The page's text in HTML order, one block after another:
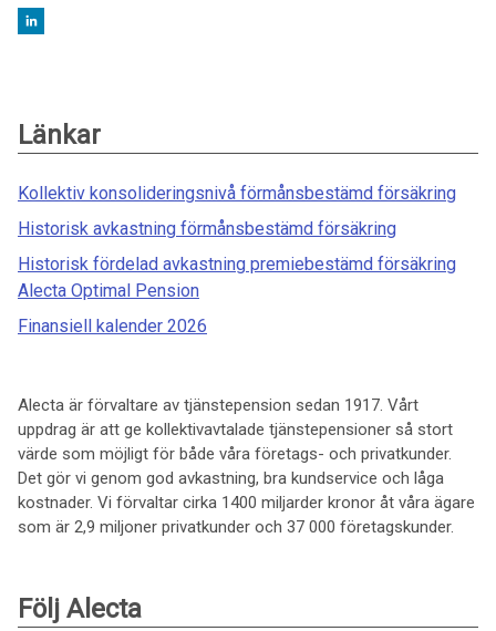
Länkar
Kollektiv konsolideringsnivå förmånsbestämd försäkring
Historisk avkastning förmånsbestämd försäkring
Historisk fördelad avkastning premiebestämd försäkring
Alecta Optimal Pension
Finansiell kalender 2026
Alecta är förvaltare av tjänstepension sedan 1917. Vårt
uppdrag är att ge kollektivavtalade tjänstepensioner så stort
värde som möjligt för både våra företags- och privatkunder.
Det gör vi genom god avkastning, bra kundservice och låga
kostnader. Vi förvaltar cirka 1400 miljarder kronor åt våra ägare
som är 2,9 miljoner privatkunder och 37 000 företagskunder.
Följ Alecta